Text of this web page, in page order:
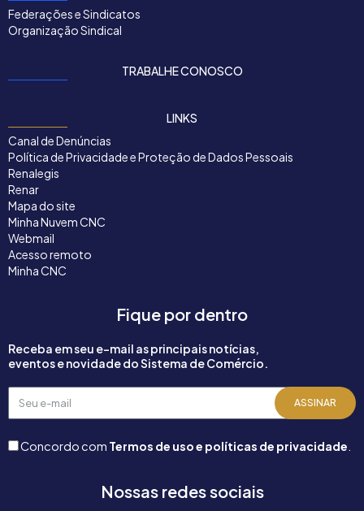
Federações e Sindicatos
Organização Sindical
TRABALHE CONOSCO
LINKS
Canal de Denúncias
Política de Privacidade e Proteção de Dados Pessoais
Renalegis
Renar
Mapa do site
Minha Nuvem CNC
Webmail
Acesso remoto
Minha CNC
Fique por dentro
Receba em seu e-mail as principais notícias,
eventos e novidade do Sistema de Comércio.
Seu
e-
ASSINAR
Concordo com Termos de uso e políticas de privacidade
Nossas redes sociais